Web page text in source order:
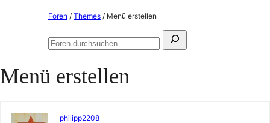
Foren / Themes / Menü erstellen
Suchen
Foren
Menü erstellen
philipp2208